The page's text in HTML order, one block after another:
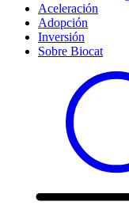
Aceleración
Adopción
Inversión
Sobre Biocat